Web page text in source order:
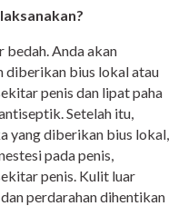
bedah. Anda akan
diberikan bius lokal atau
penis dan lipat paha
Setelah itu,
yang diberikan bius lokal,
pada penis,
penis. Kulit luar
perdarahan dihentikan